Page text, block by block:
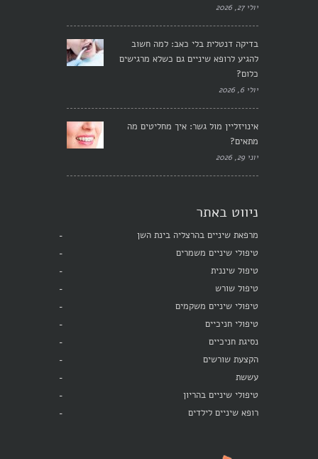
יולי 27, 2026
בדיקה דנטלית בלי כאב: למה חשוב
להגיע לרופא שיניים גם כשלא מרגישים
כלום?
יולי 6, 2026
אינויזליין מול גשר: איך מחליטים מה
מתאים?
יוני 29, 2026
ניווט באתר
מרפאת שיניים בהרצליה בינת השן
טיפולי שיניים משמרים
טיפול שיננית
טיפול שורש
טיפולי שיניים משקמים
טיפולי חניכיים
נסיגת חניכיים
הקצעת שורשים
עששת
טיפולי שיניים בהריון
רופא שיניים לילדים